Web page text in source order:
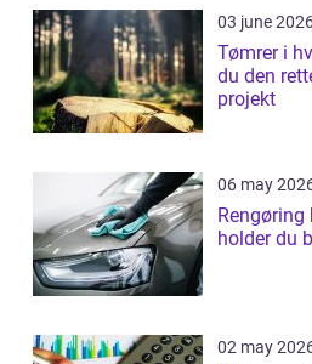
03 june
Tømrer i hvidovre
du den
projekt
06 may
Rengøring
holder du
02 may